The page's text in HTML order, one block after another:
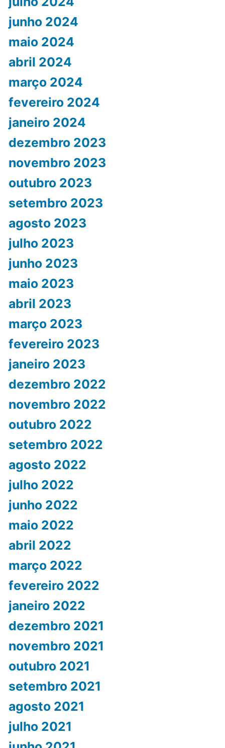
junho 2024
maio 2024
abril 2024
março 2024
fevereiro 2024
janeiro 2024
dezembro 2023
novembro 2023
outubro 2023
setembro 2023
agosto 2023
julho 2023
junho 2023
maio 2023
abril 2023
março 2023
fevereiro 2023
janeiro 2023
dezembro 2022
novembro 2022
outubro 2022
setembro 2022
agosto 2022
julho 2022
junho 2022
maio 2022
abril 2022
março 2022
fevereiro 2022
janeiro 2022
dezembro 2021
novembro 2021
outubro 2021
setembro 2021
agosto 2021
julho 2021